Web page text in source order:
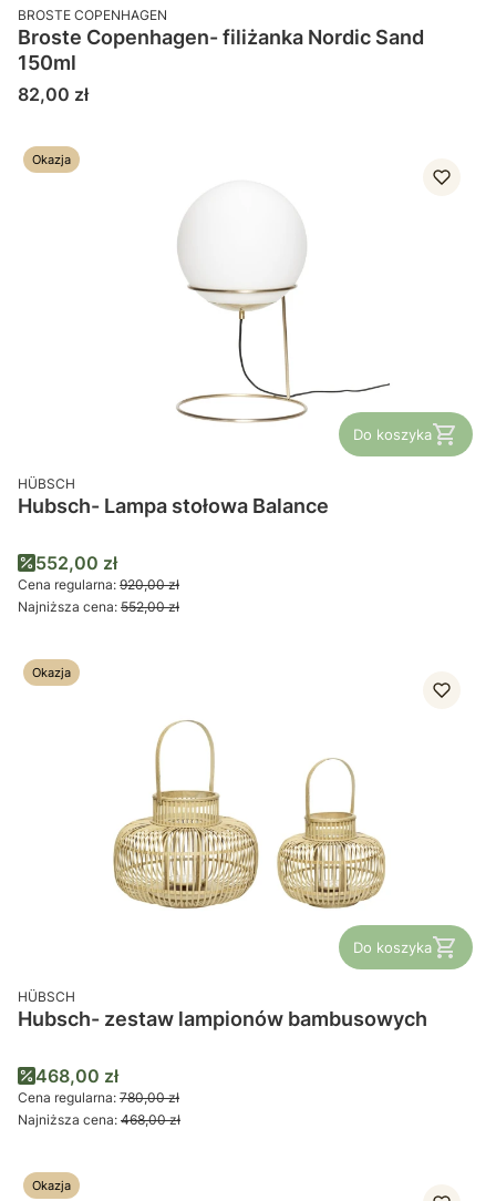
PRODUCENT
BROSTE COPENHAGEN
Broste Copenhagen- filiżanka Nordic Sand
150ml
Cena
82,00 zł
Okazja
Do koszyka
PRODUCENT
HÜBSCH
Hubsch- Lampa stołowa Balance
Cena promocyjna
552,00 zł
Cena regularna: 920,00 zł
Najniższa cena: 552,00 zł
Okazja
Do koszyka
PRODUCENT
HÜBSCH
Hubsch- zestaw lampionów bambusowych
Cena promocyjna
468,00 zł
Cena regularna: 780,00 zł
Najniższa cena: 468,00 zł
Okazja